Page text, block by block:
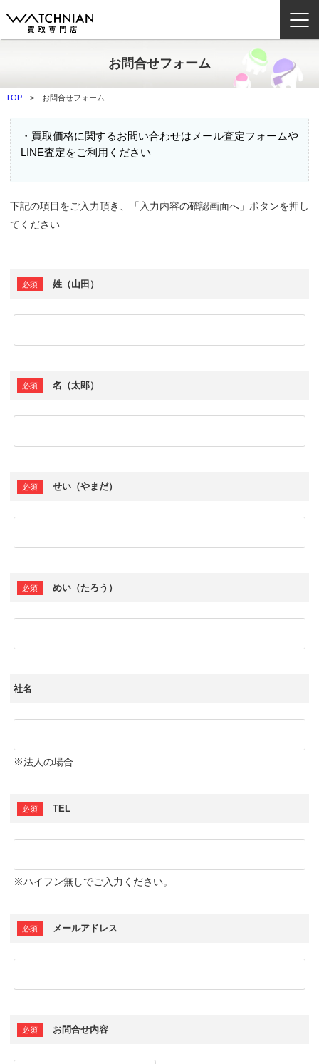
ウォッチニアン買取専門店とは？
ブランドから探す
取扱いカテゴリ
買取方法
お役立ち情報
お気軽にご相談ください
メール査定はこちらから
お問合せフォーム
TOP お問合せフォーム
・買取価格に関するお問い合わせはメール査定フォームや
LINE査定をご利用ください
下記の項目をご入力頂き、「入力内容の確認画面へ」ボタンを押し
てください
姓（山田）
名（太郎）
せい（やまだ）
めい（たろう）
社名
※法人の場合
TEL
※ハイフン無しでご入力ください。
メールアドレス
お問合せ内容